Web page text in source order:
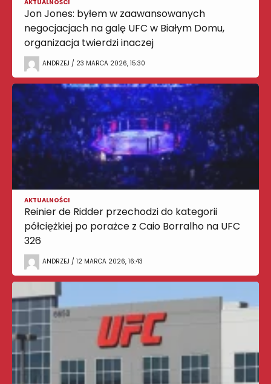
AKTUALNOŚCI
Jon Jones: byłem w zaawansowanych
negocjacjach na galę UFC w Białym Domu,
organizacja twierdzi inaczej
ANDRZEJ / 23 MARCA 2026, 15:30
AKTUALNOŚCI
Reinier de Ridder przechodzi do kategorii
półciężkiej po porażce z Caio Borralho na UFC
326
ANDRZEJ / 12 MARCA 2026, 16:43